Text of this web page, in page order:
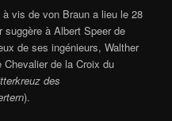
vis de von Braun a lieu le 28
suggère à Albert Speer de
de ses ingénieurs, Walther
de la Croix du
des
).